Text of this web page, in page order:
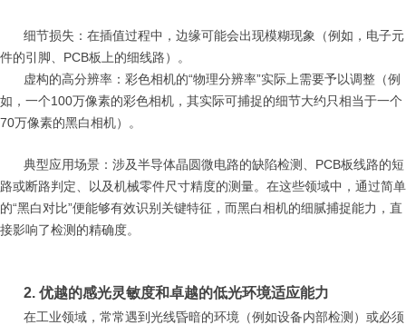
细节损失：在插值过程中，边缘可能会出现模糊现象（例如，电子元
件的引脚、PCB板上的细线路）。
虚构的高分辨率：彩色相机的“物理分辨率”实际上需要予以调整（例
如，一个100万像素的彩色相机，其实际可捕捉的细节大约只相当于一个
70万像素的黑白相机）。
典型应用场景：涉及半导体晶圆微电路的缺陷检测、PCB板线路的短
路或断路判定、以及机械零件尺寸精度的测量。在这些领域中，通过简单
的“黑白对比”便能够有效识别关键特征，而黑白相机的细腻捕捉能力，直
接影响了检测的精确度。
2. 优越的感光灵敏度和卓越的低光环境适应能力
在工业领域，常常遇到光线昏暗的环境（例如设备内部检测）或必须